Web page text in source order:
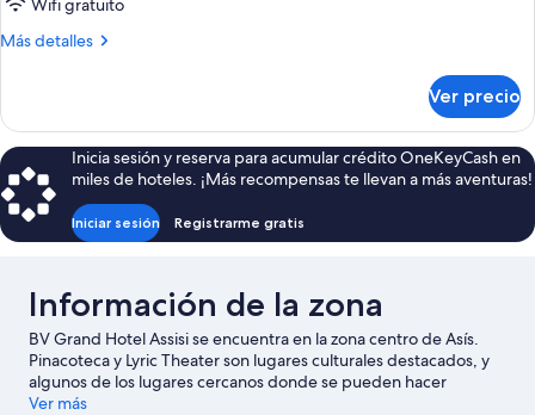
de
Classic
Wifi gratuito
Más detalles
Más
Single
Room
Ver precio
Inicia sesión y reserva para acumular crédito OneKeyCash en
miles de hoteles. ¡Más recompensas te llevan a más aventuras!
Iniciar sesión Registrarme gratis
Información de la zona
BV Grand Hotel Assisi se encuentra en la zona centro de Asís.
Pinacoteca y Lyric Theater son lugares culturales destacados, y
algunos de los lugares cercanos donde se pueden hacer
actividades incluyen Baños Termales Terme Francescane y
Ver más